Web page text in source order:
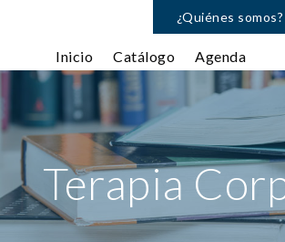
¿Quiénes somos?
Inicio Catálogo Agenda
Terapia